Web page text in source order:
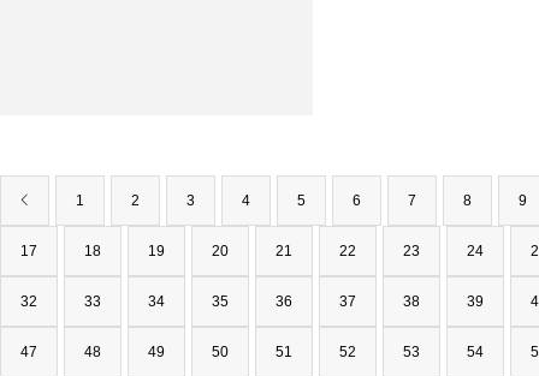
1 2 3 4 5 6 7 8 9
17 18 19 20 21 22 23 24
32 33 34 35 36 37 38 39
47 48 49 50 51 52 53 54